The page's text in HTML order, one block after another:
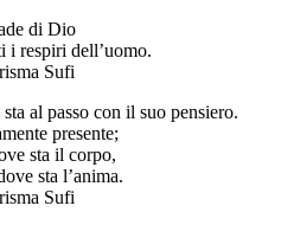
di Dio
i respiri dell’uomo.
Sufi
al passo con il suo pensiero.
presente;
sta il corpo,
sta l’anima.
Sufi